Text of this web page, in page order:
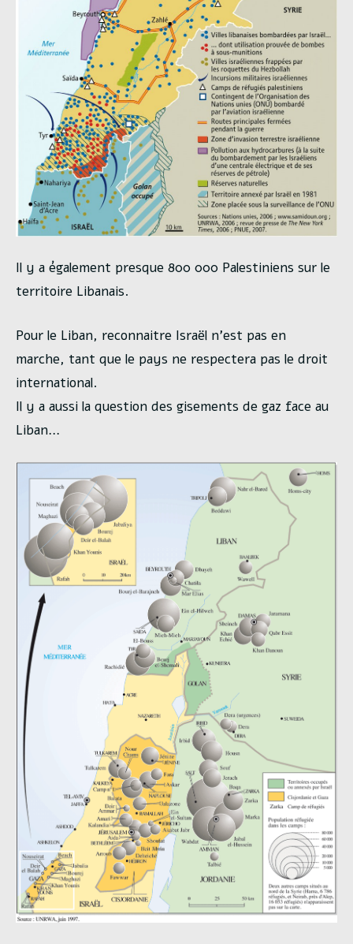
Il y a également presque 800 000 Palestiniens sur le
territoire Libanais.
Pour le Liban, reconnaitre Israël n’est pas en
marche, tant que le pays ne respectera pas le droit
international.
Il y a aussi la question des gisements de gaz face au
Liban…